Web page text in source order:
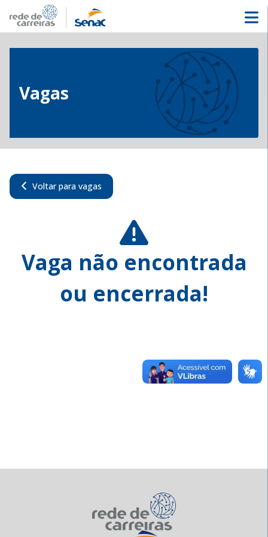
Vagas
Voltar para vagas
Vaga não encontrada
ou encerrada!